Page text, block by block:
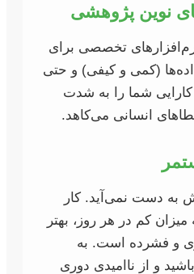
نوین پژوهشی
تخصصی برای
(کمی و کیفی) و حتی
شما را به شدت
انسانی می‌کاهد.
به دست نمی‌آید. کار
کم در هر روز، بهتر
و فشرده است. به
و از ناامیدی دوری